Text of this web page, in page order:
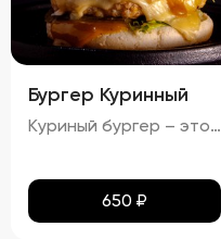
Бургер Куринный
Куриный бургер – это воплощение идеального сочетания вкуса и текстуры. Аккуратно уложенные слои создают аппетитный внешний вид, где золотисто-коричневая котлета соседствует с яркими красными помидорами, зелеными огурцами и белым салатом с легкими зеленоватыми оттенками. Булочка имеет привлекательную золотистую корочку, оставаясь мягкой внутри и хрустящей снаружи. Аромат свежего хлеба, курицы и пикантных соусов создает приятный букет, который дополняется сбалансированным вкусом: мягкая куриная котлета, освежающие овощи и насыщенный вкус соусов делают каждый укус незабываемым.
650 ₽